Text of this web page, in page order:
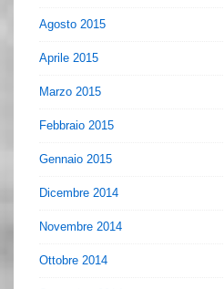
Agosto 2015
Aprile 2015
Marzo 2015
Febbraio 2015
Gennaio 2015
Dicembre 2014
Novembre 2014
Ottobre 2014